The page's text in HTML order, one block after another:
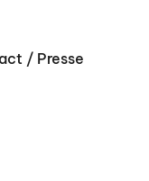
/ Presse